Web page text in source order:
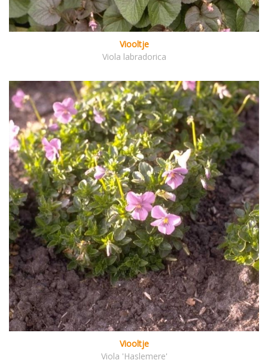
Viooltje
Viola labradorica
Viooltje
Viola 'Haslemere'